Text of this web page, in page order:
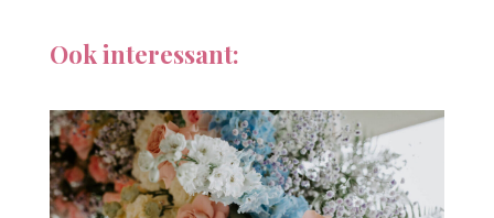
Ook interessant: